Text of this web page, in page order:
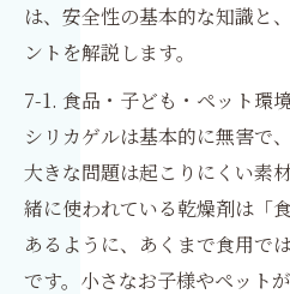
は、安全性の基本的な知識と
ントを解説します。
7-1. 食品・子ども・ペット環
シリカゲルは基本的に無害で
大きな問題は起こりにくい素
緒に使われている乾燥剤は「
あるように、あくまで食用で
です。小さなお子様やペット